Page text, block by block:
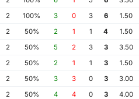
2 100% 3 0 3 6
1.50
2 50% 2 1 1 4
1.50
2 50% 5 2 3 3
3.50
2 50% 2 1 1 3
1.50
2 50% 3 3 0 3
3.00
2 50% 4 4 0 3
4.00